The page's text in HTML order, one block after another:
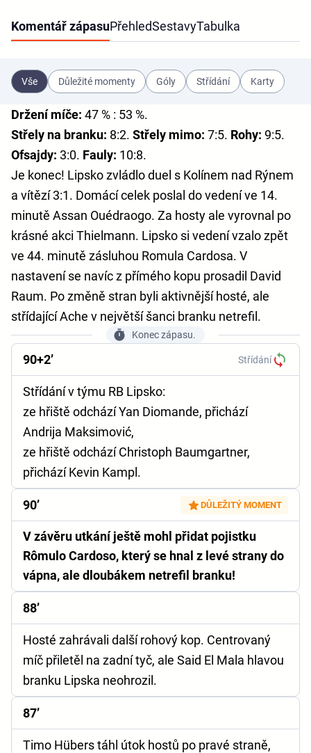
Komentář zápasuPřehledSestavyTabulka
Vše Důležité momenty Góly Střídání Karty
Držení míče: 47 % : 53 %.
Střely na branku: 8:2. Střely mimo: 7:5. Rohy: 9:5.
Ofsajdy: 3:0. Fauly: 10:8.
Je konec! Lipsko zvládlo duel s Kolínem nad Rýnem
a vítězí 3:1. Domácí celek poslal do vedení ve 14.
minutě Assan Ouédraogo. Za hosty ale vyrovnal po
krásné akci Thielmann. Lipsko si vedení vzalo zpět
ve 44. minutě zásluhou Romula Cardosa. V
nastavení se navíc z přímého kopu prosadil David
Raum. Po změně stran byli aktivnější hosté, ale
střídající Ache v největší šanci branku netrefil.
Konec zápasu.
90+2’ Střídání
Střídání v týmu RB Lipsko:
ze hřiště odchází Yan Diomande, přichází
Andrija Maksimović,
ze hřiště odchází Christoph Baumgartner,
přichází Kevin Kampl.
90’ DŮLEŽITÝ MOMENT
V závěru utkání ještě mohl přidat pojistku
Rômulo Cardoso, který se hnal z levé strany do
vápna, ale dloubákem netrefil branku!
88’
Hosté zahrávali další rohový kop. Centrovaný
míč přiletěl na zadní tyč, ale Said El Mala hlavou
branku Lipska neohrozil.
87’
Timo Hübers táhl útok hostů po pravé straně,